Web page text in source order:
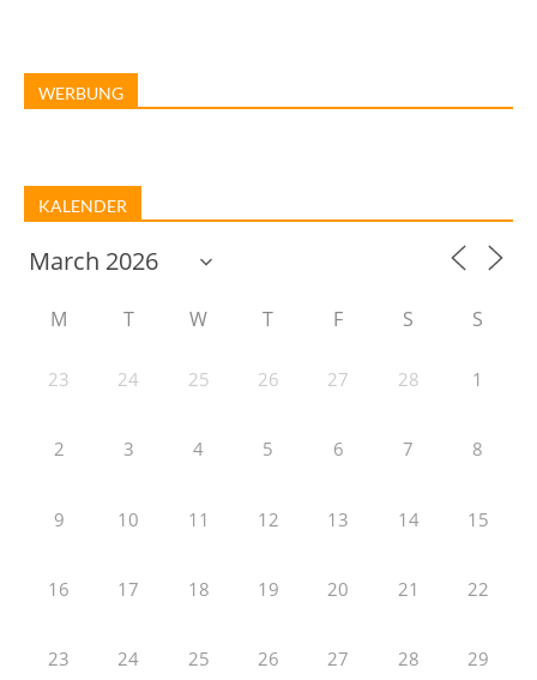
WERBUNG
KALENDER
M T W T F S S
23 24 25 26 27 28 1
2 3 4 5 6 7 8
9 10 11 12 13 14 15
16 17 18 19 20 21 22
23 24 25 26 27 28 29